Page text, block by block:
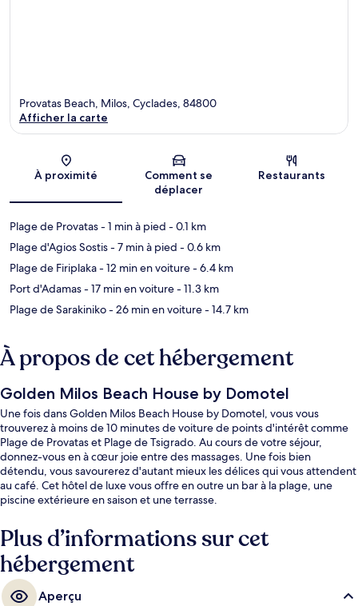
Carte
Provatas Beach, Milos, Cyclades, 84800
Afficher la carte
À proximité
Comment se
déplacer
Restaurants
Plage de Provatas- 1 min à pied - 0.1 km
Plage d'Agios Sostis- 7 min à pied - 0.6 km
Plage de Firiplaka- 12 min en voiture- 6.4 km
Port d'Adamas- 17 min en voiture- 11.3 km
Plage de Sarakiniko- 26 min en voiture- 14.7 km
À propos de cet hébergement
Golden Milos Beach House by Domotel
Une fois dans Golden Milos Beach House by Domotel, vous vous
trouverez à moins de 10 minutes de voiture de points d'intérêt comme
Plage de Provatas et Plage de Tsigrado. Au cours de votre séjour,
donnez-vous en à cœur joie entre des massages. Une fois bien
détendu, vous savourerez d'autant mieux les délices qui vous attendent
au café. Cet hôtel de luxe vous offre en outre un bar à la plage, une
piscine extérieure en saison et une terrasse.
Plus d’informations sur cet
hébergement
Aperçu